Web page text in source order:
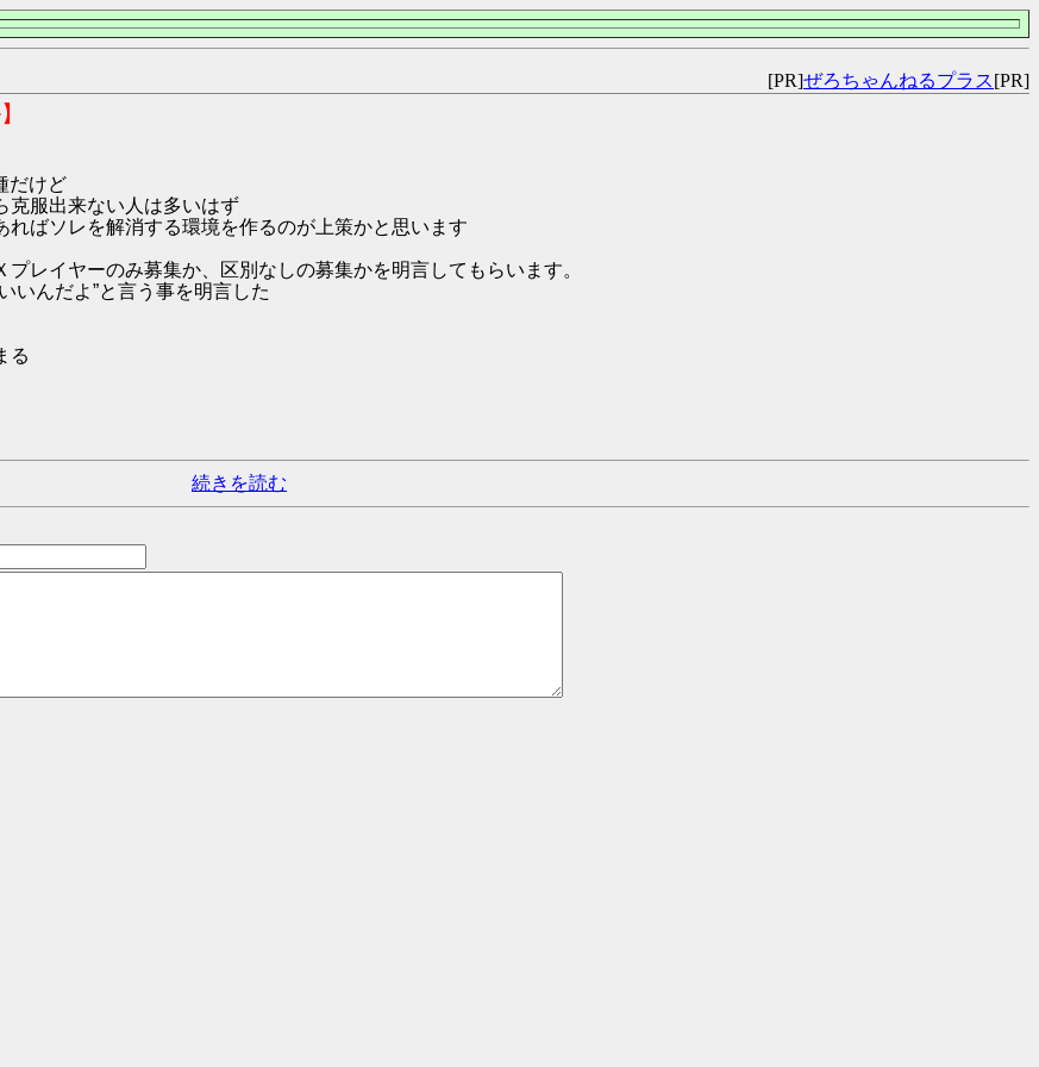
[PR]ぜろちゃんねるプラス[PR]
だけど
克服出来ない人は多いはず
ばソレを解消する環境を作るのが上策かと思います
レイヤーのみ募集か、区別なしの募集かを明言してもらいます。
いんだよ”と言う事を明言した
る
続きを読む